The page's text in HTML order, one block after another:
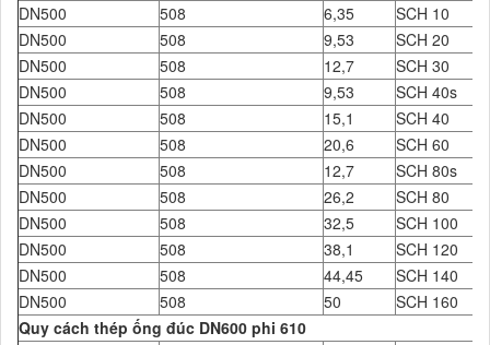
DN500
508 6,35
SCH 10
DN500
508 9,53
SCH 20
DN500
508 12,7
SCH 30
DN500
508 9,53
SCH 40s
DN500
508 15,1
SCH 40
DN500
508 20,6
SCH 60
DN500
508 12,7
SCH 80s
DN500
508 26,2
SCH 80
DN500
508 32,5
SCH 100
DN500
508 38,1
SCH 120
DN500
508 44,45
SCH 140
DN500
508 50
SCH 160
Quy cách thép ống đúc DN600 phi 610